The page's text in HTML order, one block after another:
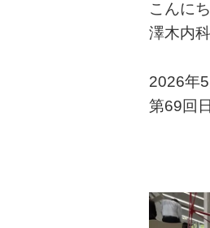
こんにち
澤木内
2026年
第69回